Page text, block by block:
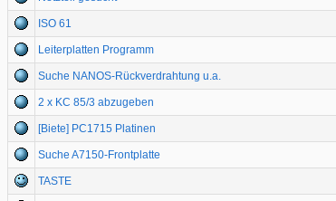
ISO 61
Leiterplatten Programm
Suche NANOS-Rückverdrahtung u.a.
2 x KC 85/3 abzugeben
[Biete] PC1715 Platinen
Suche A7150-Frontplatte
TASTE